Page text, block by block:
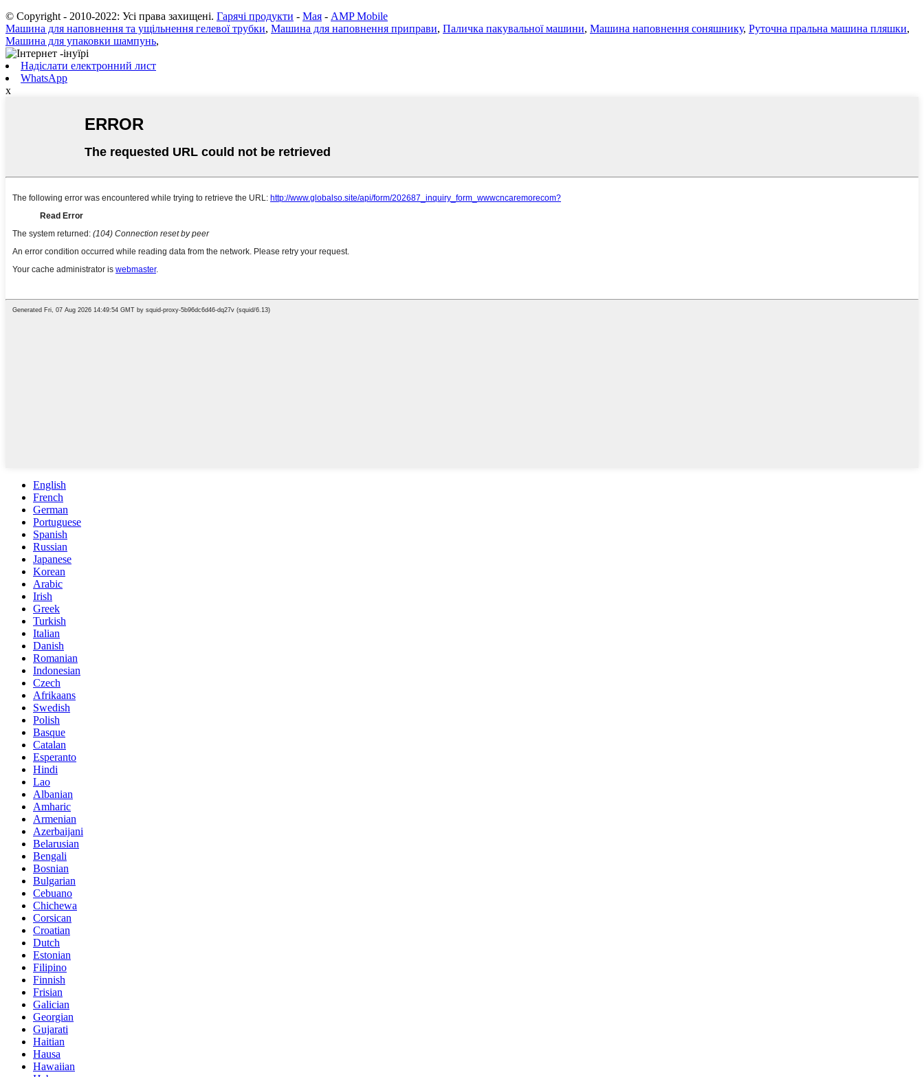
© Copyright - 2010-2022: Усі права захищені. Гарячі продукти - Мая - AMP Mobile
Машина для наповнення та ущільнення гелевої трубки, Машина для наповнення приправи, Паличка пакувальної машини, Машина наповнення соняшнику, Руточна пральна машина пляшки,
Машина для упаковки шампунь,
Надіслати електронний лист
WhatsApp
x
English
French
German
Portuguese
Spanish
Russian
Japanese
Korean
Arabic
Irish
Greek
Turkish
Italian
Danish
Romanian
Indonesian
Czech
Afrikaans
Swedish
Polish
Basque
Catalan
Esperanto
Hindi
Lao
Albanian
Amharic
Armenian
Azerbaijani
Belarusian
Bengali
Bosnian
Bulgarian
Cebuano
Chichewa
Corsican
Croatian
Dutch
Estonian
Filipino
Finnish
Frisian
Galician
Georgian
Gujarati
Haitian
Hausa
Hawaiian